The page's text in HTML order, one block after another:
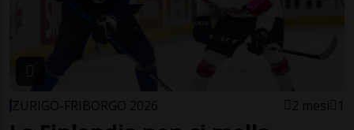
ZURIGO-FRIBORGO 2026 2 mesi 1